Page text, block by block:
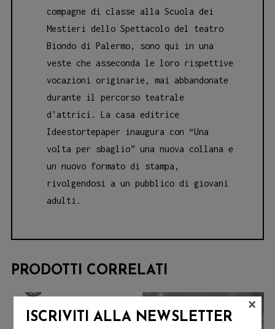
compagne di classe alla Scuola dei
Mestieri dello Spettacolo del teatro
Biondo di Palermo, sono qui in una
veste che asseconda le loro rispettive
vocazioni originarie, mai abbandonate
durante il percorso teatrale
d’attrici. La casa editrice
Ideestortepaper inaugura con “Una
volta per sbaglio” una nuova collana e
un nuovo formato di stampa,
rivolgendosi a un pubblico di giovani
adulti.
PRODOTTI CORRELATI
ISCRIVITI ALLA NEWSLETTER
×